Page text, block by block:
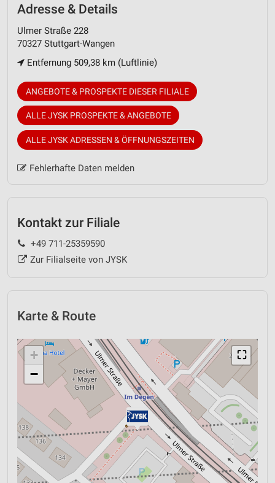
Adresse & Details
Ulmer Straße 228
70327 Stuttgart-Wangen
Entfernung 509,38 km (Luftlinie)
ANGEBOTE & PROSPEKTE DIESER FILIALE
ALLE JYSK PROSPEKTE & ANGEBOTE
ALLE JYSK ADRESSEN & ÖFFNUNGSZEITEN
Fehlerhafte Daten melden
Kontakt zur Filiale
+49 711-25359590
Zur Filialseite von JYSK
Karte & Route
⛶
+
−